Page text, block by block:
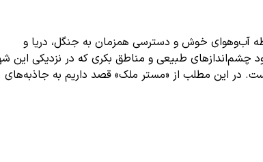
آب‌وهوای خوش و دسترسی همزمان به جنگل، دریا و
چشم‌اندازهای طبیعی و مناطق بکری که در نزدیکی این
در این مطلب از «مستر ملک» قصد داریم به جاذبه‌های